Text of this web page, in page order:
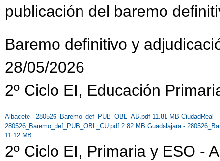
publicación del baremo
Baremo definitivo y
28/05/2026
2º Ciclo EI, Educación
Albacete - 280526_Baremo_def_PUB_OBL_AB.pdf 11.81 MB CiudadReal
280526_Baremo_def_PUB_OBL_CU.pdf 2.82 MB Guadalajara -
11.12 MB
2º Ciclo EI, Primaria y ESO -